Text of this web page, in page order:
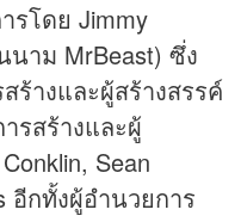
รโดย Jimmy
นาม MrBeast) ซึ่ง
ร้างและผู้สร้างสรรค์
รสร้างและผู้
Sean
อีกทั้งผู้อำนวยการ